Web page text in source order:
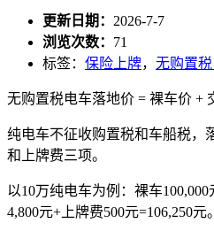
更新日期： 2026-7-7
浏览次数： 71
标签： 保险上牌， 无购置
无购置税电车落地价 = 裸车价 +
纯电车不征收购置税和车船税，
和上牌费三项。
以10万纯电车为例：裸车
4,800元+上牌费500元=106,250元。